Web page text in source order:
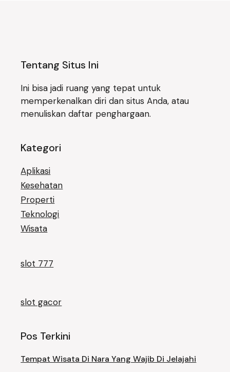
Tentang Situs Ini
Ini bisa jadi ruang yang tepat untuk
memperkenalkan diri dan situs Anda, atau
menuliskan daftar penghargaan.
Kategori
Aplikasi
Kesehatan
Properti
Teknologi
Wisata
slot 777
slot gacor
Pos Terkini
Tempat Wisata Di Nara Yang Wajib Di Jelajahi